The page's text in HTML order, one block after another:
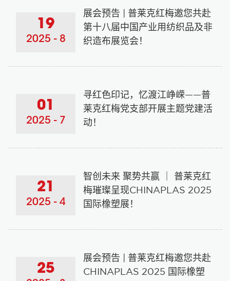
19
2025 - 8
展会预告 | 普莱克红梅邀您共赴
第十八届中国产业用纺织品及非
织造布展览会！
01
2025 - 7
寻红色印记，忆渡江峥嵘——普
莱克红梅党支部开展主题党建活
动！
21
2025 - 4
智创未来 聚势共赢 ｜ 普莱克红
梅璀璨呈现CHINAPLAS 2025
国际橡塑展！
25
展会预告 | 普莱克红梅邀您共赴
CHINAPLAS 2025 国际橡塑